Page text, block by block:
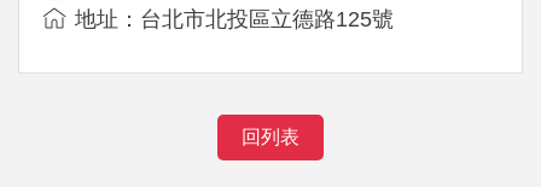
地址：台北市北投區立德路125號
回列表